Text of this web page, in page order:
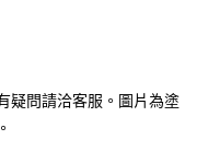
立即使用無須另外申請。
會自動跳轉到大哥付的交易
款截止日，確認付款後即完
疑問請洽客服。圖片為塗